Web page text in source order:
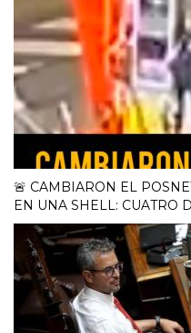
🚨 CAMBIARON EL
EN UNA SHELL: CUATRO